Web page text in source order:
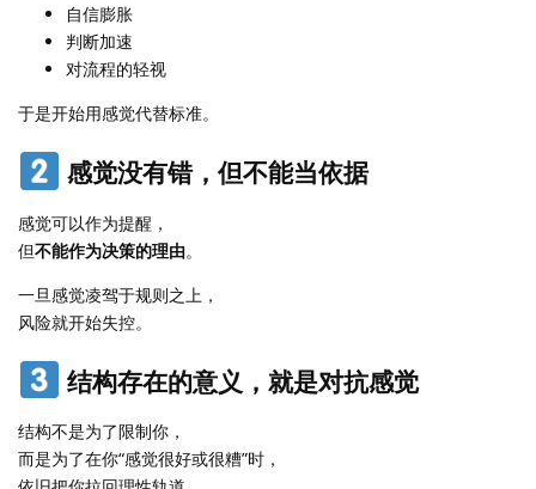
自信膨胀
判断加速
对流程的轻视
于是开始用感觉代替标准。
感觉没有错，但不能当依据
感觉可以作为提醒，
但不能作为决策的理由。
一旦感觉凌驾于规则之上，
风险就开始失控。
结构存在的意义，就是对抗感觉
结构不是为了限制你，
而是为了在你“感觉很好或很糟”时，